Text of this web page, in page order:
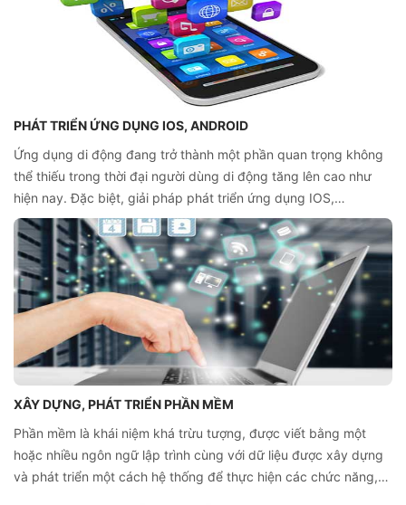
PHÁT TRIỂN ỨNG DỤNG IOS, ANDROID
Ứng dụng di động đang trở thành một phần quan trọng không
thể thiếu trong thời đại người dùng di động tăng lên cao như
hiện nay. Đặc biệt, giải pháp phát triển ứng dụng IOS,
ANDROID đang dần khẳng định thị phần cao trên thị trường.
XÂY DỰNG, PHÁT TRIỂN PHẦN MỀM
Phần mềm là khái niệm khá trừu tượng, được viết bằng một
hoặc nhiều ngôn ngữ lập trình cùng với dữ liệu được xây dựng
và phát triển một cách hệ thống để thực hiện các chức năng,